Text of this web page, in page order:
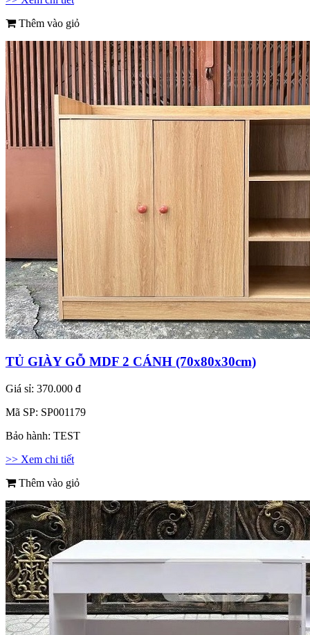
Thêm vào giỏ
TỦ GIÀY GỖ MDF 2 CÁNH (70x80x30cm)
Giá sỉ: 370.000 đ
Mã SP: SP001179
Bảo hành: TEST
>> Xem chi tiết
Thêm vào giỏ